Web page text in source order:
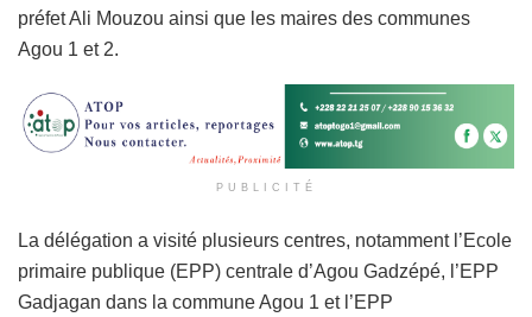
préfet Ali Mouzou ainsi que les maires des communes
Agou 1 et 2.
PUBLICITÉ
La délégation a visité plusieurs centres, notamment l’Ecole
primaire publique (EPP) centrale d’Agou Gadzépé, l’EPP
Gadjagan dans la commune Agou 1 et l’EPP